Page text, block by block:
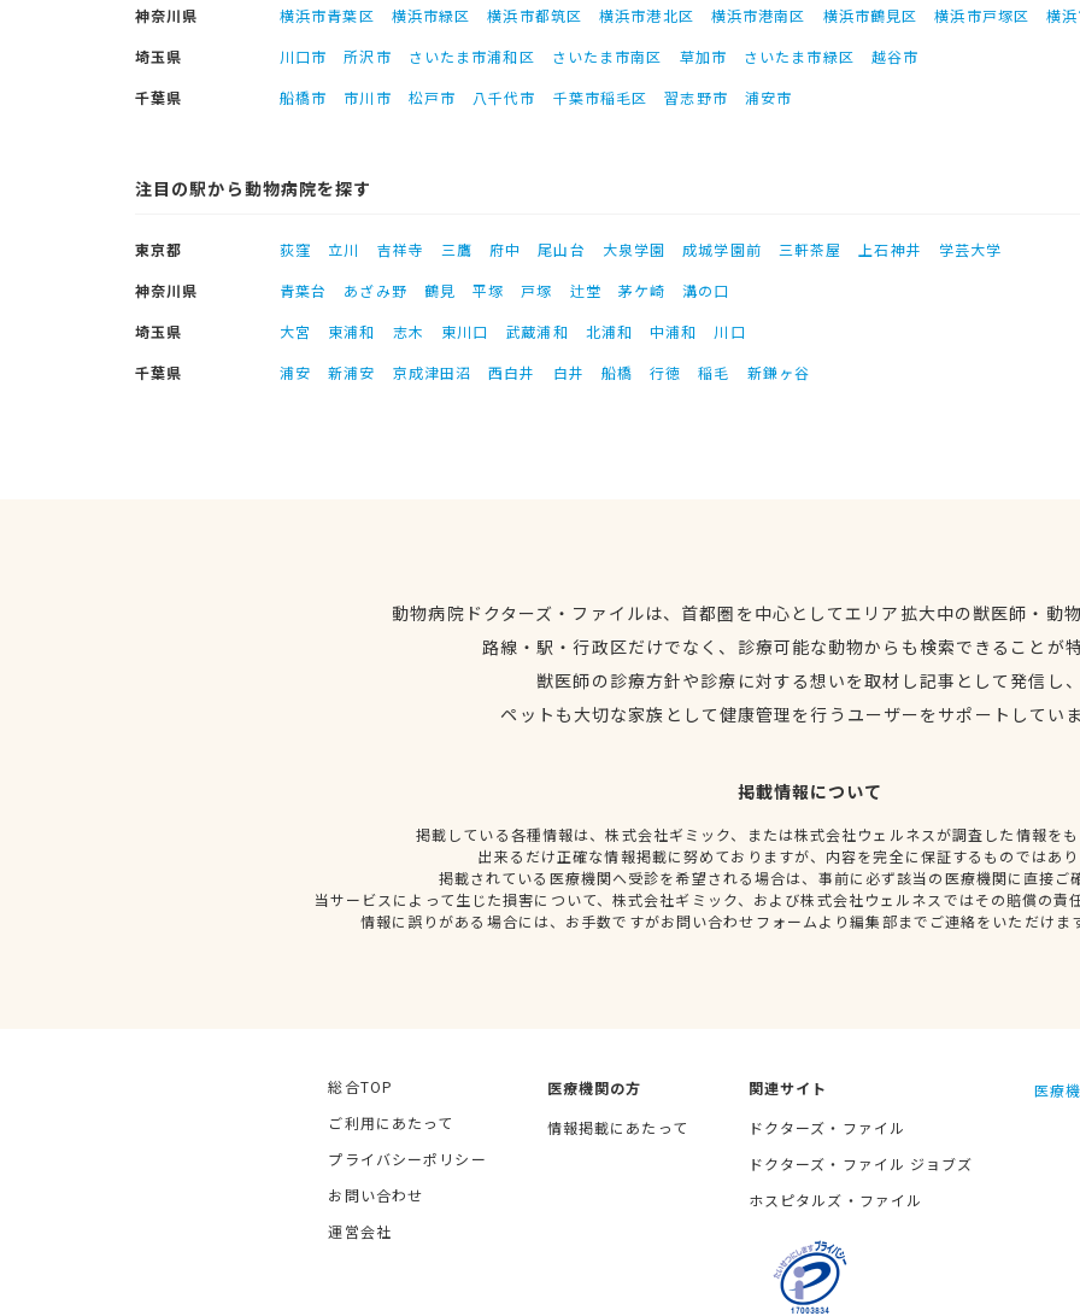
神奈川県
横浜市青葉区 横浜市緑区 横浜市都筑区 横浜市港北区 横浜市港南区 横浜市鶴見区 横浜市戸塚区
横
埼玉県
川口市 所沢市 さいたま市浦和区 さいたま市南区 草加市 さいたま市緑区
越谷市
千葉県
船橋市 市川市 松戸市 八千代市 千葉市稲毛区 習志野市 浦安市
注目の駅から動物病院を探す
東京都 荻窪 立川 吉祥寺 三鷹 府中 尾山台 大泉学園 成城学園前 三軒茶屋 上石神井
学芸大学
神奈川県
青葉台 あざみ野 鶴見 平塚 戸塚 辻堂 茅ケ崎
溝の口
埼玉県
大宮 東浦和 志木 東川口 武蔵浦和 北浦和 中浦和
川口
千葉県
浦安 新浦安 京成津田沼 西白井 白井 船橋 行徳 稲毛 新鎌ヶ谷
動物病院ドクターズ・ファイルは、首都圏を中心としてエリア拡大中の獣医師・動
路線・駅・行政区だけでなく、診療可能な動物からも検索できることが
獣医師の診療方針や診療に対する想いを取材し記事として発信し
ペットも大切な家族として健康管理を行うユーザーをサポートしてい
掲載情報について
掲載している各種情報は、株式会社ギミック、または株式会社ウェルネスが調査した情報を
出来るだけ正確な情報掲載に努めておりますが、内容を完全に保証するものではあ
掲載されている医療機関へ受診を希望される場合は、事前に必ず該当の医療機関に直接ご
当サービスによって生じた損害について、株式会社ギミック、および株式会社ウェルネスではその賠償の責
情報に誤りがある場合には、お手数ですがお問い合わせフォームより編集部までご連絡をいただけま
総合TOP
ご利用にあたって
プライバシーポリシー
お問い合わせ
運営会社
医療機関の方
情報掲載にあたって
関連サイト
ドクターズ・ファイル
ドクターズ・ファイル ジョブズ
ホスピタルズ・ファイル
医療